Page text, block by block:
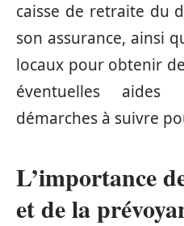
caisse de retraite du
son assurance, ainsi
locaux pour obtenir
éventuelles
démarches à suivre
L’importance
et de la